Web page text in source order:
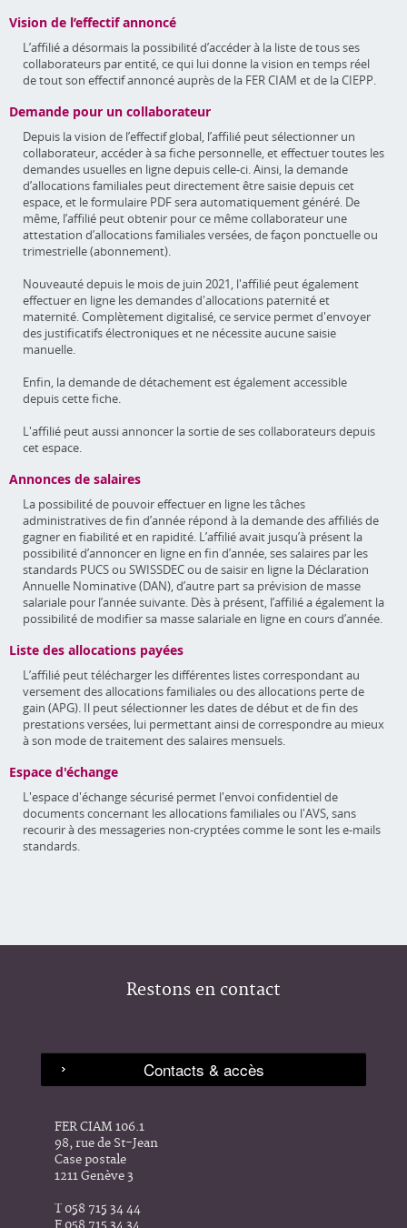
Vision de l’effectif annoncé
L’affilié a désormais la possibilité d’accéder à la liste de tous ses
collaborateurs par entité, ce qui lui donne la vision en temps réel
de tout son effectif annoncé auprès de la FER CIAM et de la CIEPP.
Demande pour un collaborateur
Depuis la vision de l’effectif global, l’affilié peut sélectionner un
collaborateur, accéder à sa fiche personnelle, et effectuer toutes les
demandes usuelles en ligne depuis celle-ci. Ainsi, la demande
d’allocations familiales peut directement être saisie depuis cet
espace, et le formulaire PDF sera automatiquement généré. De
même, l’affilié peut obtenir pour ce même collaborateur une
attestation d’allocations familiales versées, de façon ponctuelle ou
trimestrielle (abonnement).
Nouveauté depuis le mois de juin 2021, l'affilié peut également
effectuer en ligne les demandes d'allocations paternité et
maternité. Complètement digitalisé, ce service permet d'envoyer
des justificatifs électroniques et ne nécessite aucune saisie
manuelle.
Enfin, la demande de détachement est également accessible
depuis cette fiche.
L'affilié peut aussi annoncer la sortie de ses collaborateurs depuis
cet espace.
Annonces de salaires
La possibilité de pouvoir effectuer en ligne les tâches
administratives de fin d’année répond à la demande des affiliés de
gagner en fiabilité et en rapidité. L’affilié avait jusqu’à présent la
possibilité d’annoncer en ligne en fin d’année, ses salaires par les
standards PUCS ou SWISSDEC ou de saisir en ligne la Déclaration
Annuelle Nominative (DAN), d’autre part sa prévision de masse
salariale pour l’année suivante. Dès à présent, l’affilié a également la
possibilité de modifier sa masse salariale en ligne en cours d’année.
Liste des allocations payées
L’affilié peut télécharger les différentes listes correspondant au
versement des allocations familiales ou des allocations perte de
gain (APG). Il peut sélectionner les dates de début et de fin des
prestations versées, lui permettant ainsi de correspondre au mieux
à son mode de traitement des salaires mensuels.
Espace d'échange
L'espace d'échange sécurisé permet l'envoi confidentiel de
documents concernant les allocations familiales ou l'AVS, sans
recourir à des messageries non-cryptées comme le sont les e-mails
standards.
Restons en contact
FER CIAM 106.1
98, rue de St-Jean
Case postale
1211 Genève 3
T 058 715 34 44